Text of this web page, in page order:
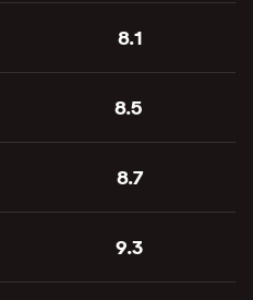
8.1
8.5
8.7
9.3